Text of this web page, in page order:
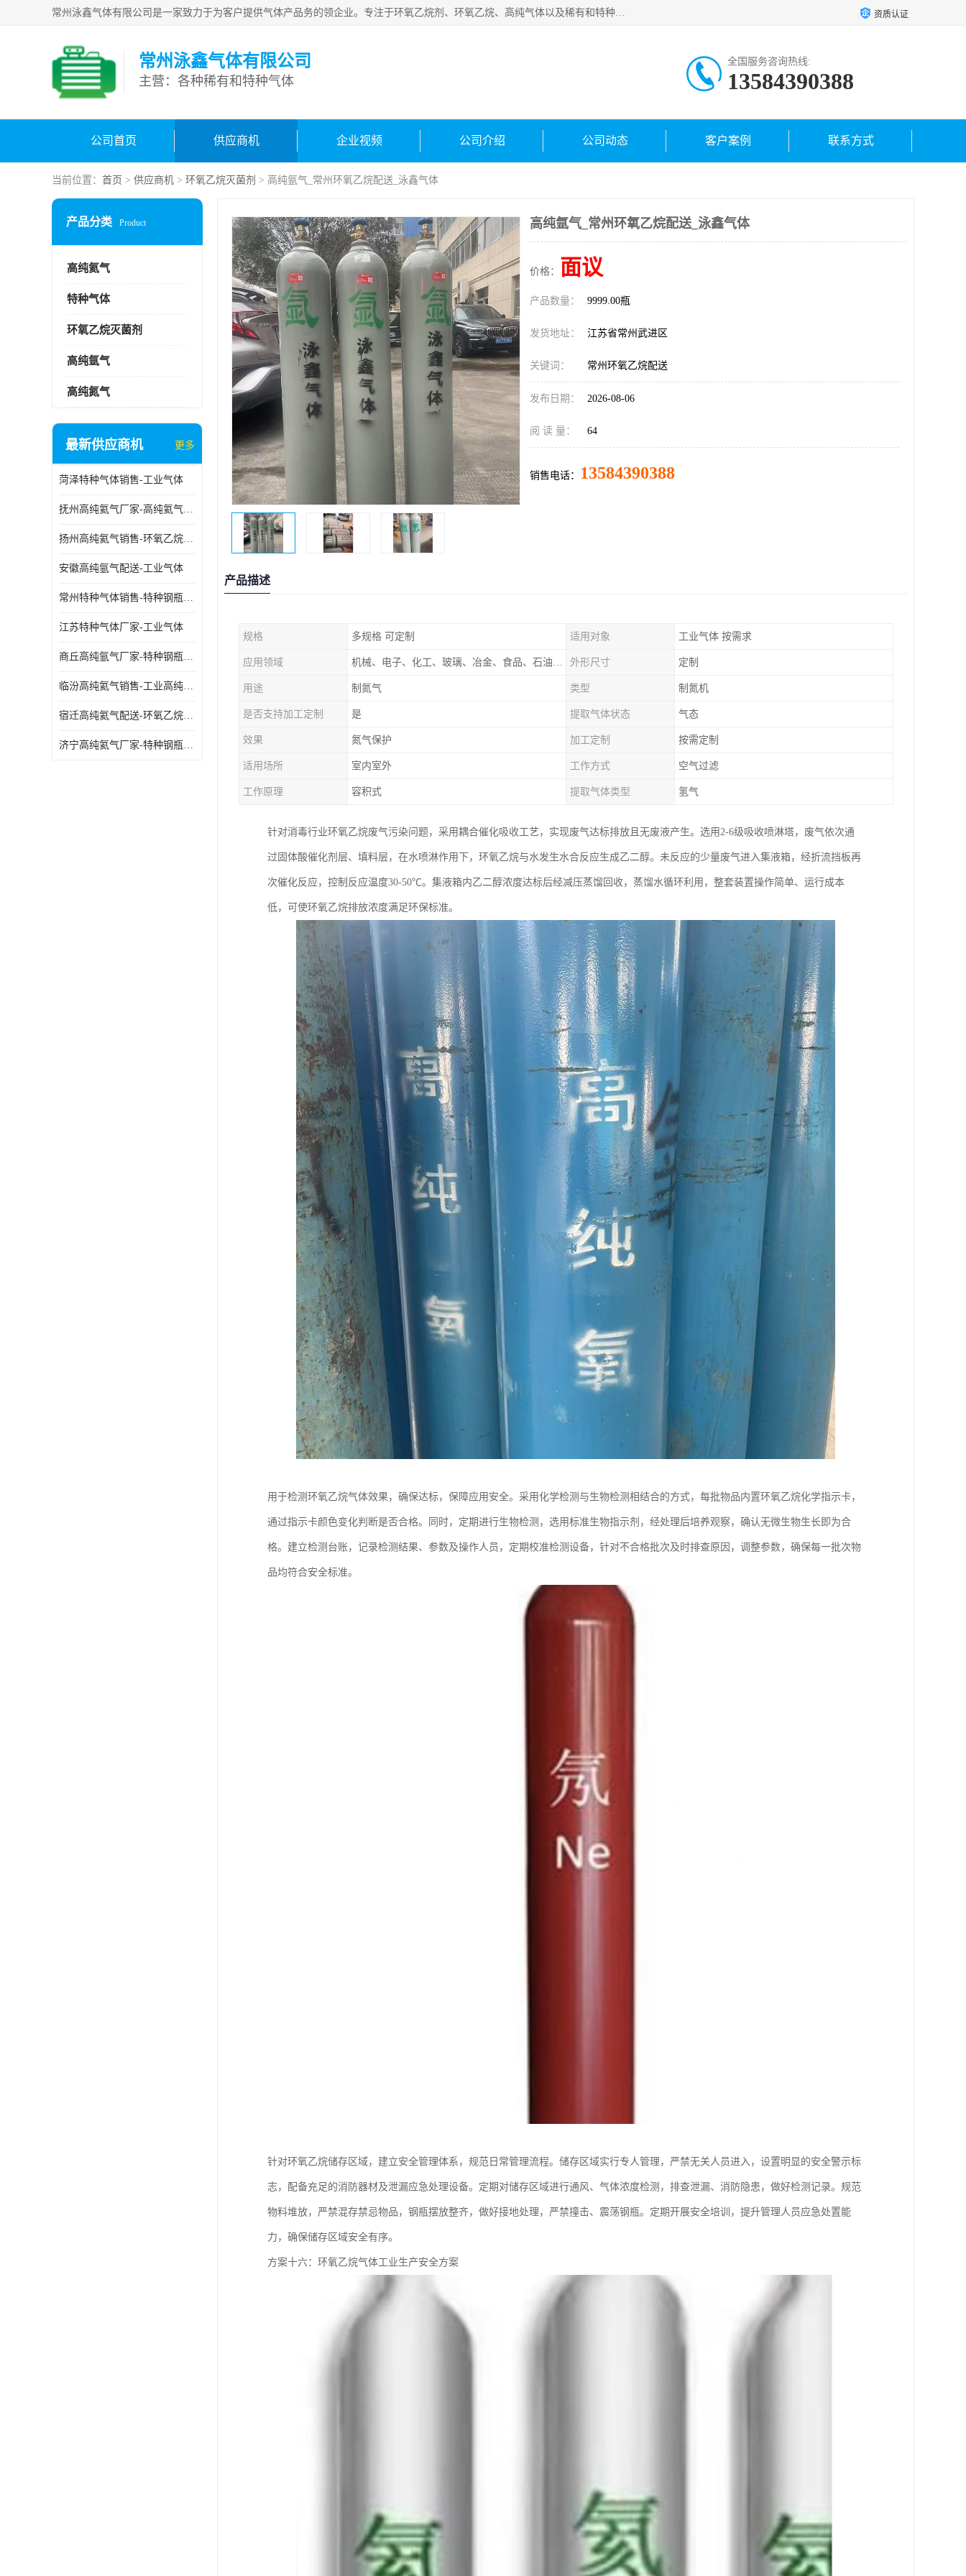
常州泳鑫气体有限公司是一家致力于为客户提供气体产品务的领企业。专注于环氧乙烷剂、环氧乙烷、高纯气体以及稀有和特种气体的研发、生产、销售和配送，产品广泛应用于医疗、电子、科研、化工、食品等多个领域。主要产品有：环氧乙烷灭菌剂，环氧乙烷，高纯氩，氮，氪，氙，氖，氘，笑，氦，氢，氧等各种稀有和特种气体。 资质认证
常州泳鑫气体有限公司
主营：各种稀有和特种气体
全国服务咨询热线:
13584390388
公司首页 供应商机 企业视频 公司介绍 公司动态 客户案例 联系方式
当前位置： 首页 > 供应商机 > 环氧乙烷灭菌剂 > 高纯氩气_常州环氧乙烷配送_泳鑫气体
产品分类 Product
高纯氦气
特种气体
环氧乙烷灭菌剂
高纯氩气
高纯氮气
最新供应商机 更多
菏泽特种气体销售-工业气体
抚州高纯氦气厂家-高纯氦气标准气体
扬州高纯氦气销售-环氧乙烷灭菌剂
安徽高纯氩气配送-工业气体
常州特种气体销售-特种钢瓶年检配件销售
江苏特种气体厂家-工业气体
商丘高纯氩气厂家-特种钢瓶年检配件销售
临汾高纯氦气销售-工业高纯氦气
宿迁高纯氦气配送-环氧乙烷灭菌剂
济宁高纯氦气厂家-特种钢瓶年检配件销售
高纯氩气_常州环氧乙烷配送_泳鑫气体
价格： 面议
产品数量： 9999.00瓶
发货地址： 江苏省常州武进区
关键词： 常州环氧乙烷配送
发布日期： 2026-08-06
阅 读 量： 64
销售电话： 13584390388
产品描述
规格 多规格 可定制 适用对象 工业气体 按需求
应用领域 机械、电子、化工、玻璃、冶金、食品、石油、电力等行业领域 外形尺寸 定制
用途 制氮气 类型 制氮机
是否支持加工定制 是 提取气体状态 气态
效果 氮气保护 加工定制 按需定制
适用场所 室内室外 工作方式 空气过滤
工作原理 容积式 提取气体类型 氢气
针对消毒行业环氧乙烷废气污染问题，采用耦合催化吸收工艺，实现废气达标排放且无废液产生。选用2-6级吸收喷淋塔，废气依次通
过固体酸催化剂层、填料层，在水喷淋作用下，环氧乙烷与水发生水合反应生成乙二醇。未反应的少量废气进入集液箱，经折流挡板再
次催化反应，控制反应温度30-50℃。集液箱内乙二醇浓度达标后经减压蒸馏回收，蒸馏水循环利用，整套装置操作简单、运行成本
低，可使环氧乙烷排放浓度满足环保标准。
用于检测环氧乙烷气体效果，确保达标，保障应用安全。采用化学检测与生物检测相结合的方式，每批物品内置环氧乙烷化学指示卡，
通过指示卡颜色变化判断是否合格。同时，定期进行生物检测，选用标准生物指示剂，经处理后培养观察，确认无微生物生长即为合
格。建立检测台账，记录检测结果、参数及操作人员，定期校准检测设备，针对不合格批次及时排查原因，调整参数，确保每一批次物
品均符合安全标准。
针对环氧乙烷储存区域，建立安全管理体系，规范日常管理流程。储存区域实行专人管理，严禁无关人员进入，设置明显的安全警示标
志，配备充足的消防器材及泄漏应急处理设备。定期对储存区域进行通风、气体浓度检测，排查泄漏、消防隐患，做好检测记录。规范
物料堆放，严禁混存禁忌物品，钢瓶摆放整齐，做好接地处理，严禁撞击、震荡钢瓶。定期开展安全培训，提升管理人员应急处置能
力，确保储存区域安全有序。
方案十六：环氧乙烷气体工业生产安全方案